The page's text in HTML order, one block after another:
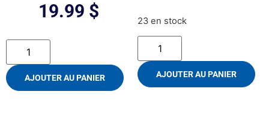
19.99 $
AJOUTER AU PANIER
23 en stock
AJOUTER AU PANIER